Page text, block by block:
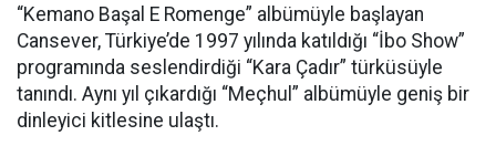
“Kemano Başal E Romenge” albümüyle başlayan
Cansever, Türkiye’de 1997 yılında katıldığı “İbo Show”
programında seslendirdiği “Kara Çadır” türküsüyle
tanındı. Aynı yıl çıkardığı “Meçhul” albümüyle geniş bir
dinleyici kitlesine ulaştı.